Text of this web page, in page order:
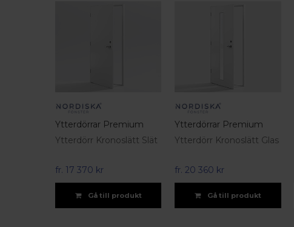
Ytterdörrar Premium
Ytterdörr Kronoslätt Slät
fr. 17 370 kr
Gå till produkt
Ytterdörrar Premium
Ytterdörr Kronoslätt Glas
fr.20 360 kr
Gå till produkt